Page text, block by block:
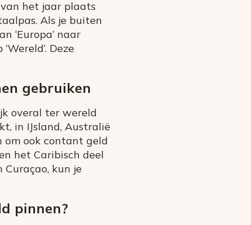
het jaar plaats
Als je buiten
‘Europa’ naar
Deze
gebruiken
overal ter wereld
in IJsland, Australië
om ook contant geld
het Caribisch deel
kun je
pinnen?